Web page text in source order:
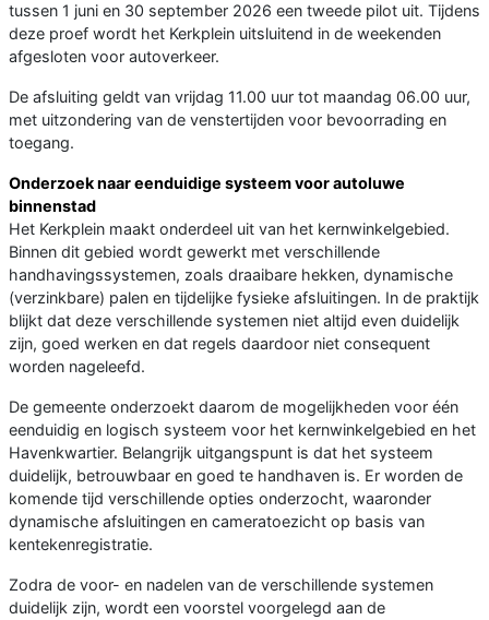
tussen 1 juni en 30 september 2026 een tweede pilot uit. Tijdens
deze proef wordt het Kerkplein uitsluitend in de weekenden
afgesloten voor autoverkeer.
De afsluiting geldt van vrijdag 11.00 uur tot maandag 06.00 uur,
met uitzondering van de venstertijden voor bevoorrading en
toegang.
Onderzoek naar eenduidige systeem voor autoluwe
binnenstad
Het Kerkplein maakt onderdeel uit van het kernwinkelgebied.
Binnen dit gebied wordt gewerkt met verschillende
handhavingssystemen, zoals draaibare hekken, dynamische
(verzinkbare) palen en tijdelijke fysieke afsluitingen. In de praktijk
blijkt dat deze verschillende systemen niet altijd even duidelijk
zijn, goed werken en dat regels daardoor niet consequent
worden nageleefd.
De gemeente onderzoekt daarom de mogelijkheden voor één
eenduidig en logisch systeem voor het kernwinkelgebied en het
Havenkwartier. Belangrijk uitgangspunt is dat het systeem
duidelijk, betrouwbaar en goed te handhaven is. Er worden de
komende tijd verschillende opties onderzocht, waaronder
dynamische afsluitingen en cameratoezicht op basis van
kentekenregistratie.
Zodra de voor- en nadelen van de verschillende systemen
duidelijk zijn, wordt een voorstel voorgelegd aan de